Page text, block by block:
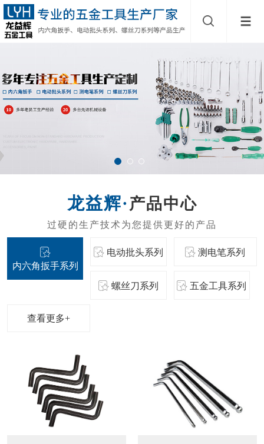
产品中心
内六角扳手系列
电动批头系列 测电笔系列
螺丝刀系列 五金工具系列
查看更多+